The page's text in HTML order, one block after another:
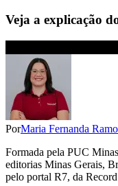
Veja a explicação
PorMaria Fernanda
Formada pela PUC
editorias Minas Gerais,
pelo portal R7, da